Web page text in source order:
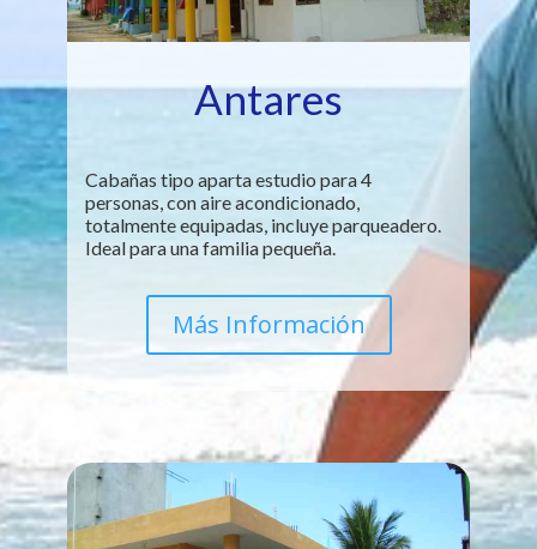
Antares
Cabañas tipo aparta estudio para 4
personas, con aire acondicionado,
totalmente equipadas, incluye parqueadero.
Ideal para una familia pequeña.
Más Información